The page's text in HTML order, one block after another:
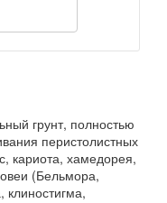
грунт, полностью
перистолистных
кариота, хамедорея,
(Бельмора,
клиностигма,